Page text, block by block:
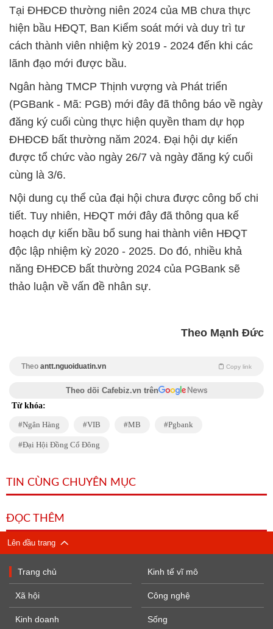
Tại ĐHĐCĐ thường niên 2024 của MB chưa thực
hiện bầu HĐQT, Ban Kiểm soát mới và duy trì tư
cách thành viên nhiệm kỳ 2019 - 2024 đến khi các
lãnh đạo mới được bầu.
Ngân hàng TMCP Thịnh vượng và Phát triển
(PGBank - Mã: PGB) mới đây đã thông báo về ngày
đăng ký cuối cùng thực hiện quyền tham dự họp
ĐHĐCĐ bất thường năm 2024. Đại hội dự kiến
được tổ chức vào ngày 26/7 và ngày đăng ký cuối
cùng là 3/6.
Nội dung cụ thể của đại hội chưa được công bố chi
tiết. Tuy nhiên, HĐQT mới đây đã thông qua kế
hoạch dự kiến bầu bổ sung hai thành viên HĐQT
độc lập nhiệm kỳ 2020 - 2025. Do đó, nhiều khả
năng ĐHĐCĐ bất thường 2024 của PGBank sẽ
thảo luận về vấn đề nhân sự.
Theo Mạnh Đức
Theo antt.nguoiduatin.vn Copy link
Theo dõi Cafebiz.vn trên
Từ khóa:
Ngân Hàng VIB MB Pgbank
Đại Hội Đồng Cổ Đông
TIN CÙNG CHUYÊN MỤC
ĐỌC THÊM
Lên đầu trang
Trang chủ
Xã hội
Kinh doanh
Kinh tế vĩ mô
Công nghệ
Sống